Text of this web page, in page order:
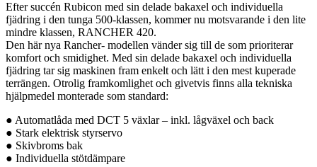
Efter succén Rubicon med sin delade bakaxel och individuella
fjädring i den tunga 500-klassen, kommer nu motsvarande i den lite
mindre klassen, RANCHER 420.
Den här nya Rancher- modellen vänder sig till de som prioriterar
komfort och smidighet. Med sin delade bakaxel och individuella
fjädring tar sig maskinen fram enkelt och lätt i den mest kuperade
terrängen. Otrolig framkomlighet och givetvis finns alla tekniska
hjälpmedel monterade som standard:
● Automatlåda med DCT 5 växlar – inkl. lågväxel och back
● Stark elektrisk styrservo
● Skivbroms bak
● Individuella stötdämpare